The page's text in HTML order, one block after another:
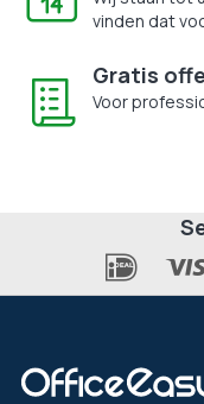
vinden dat
Gratis
Voor